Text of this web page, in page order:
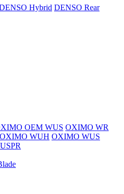
Hybrid DENSO Rear
OEM WUS OXIMO WR
OXIMO WUH OXIMO WUS